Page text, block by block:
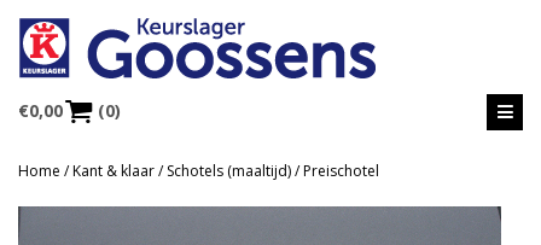
€0,00 (0)
Home /Kant & klaar/Schotels (maaltijd)/ Preischotel